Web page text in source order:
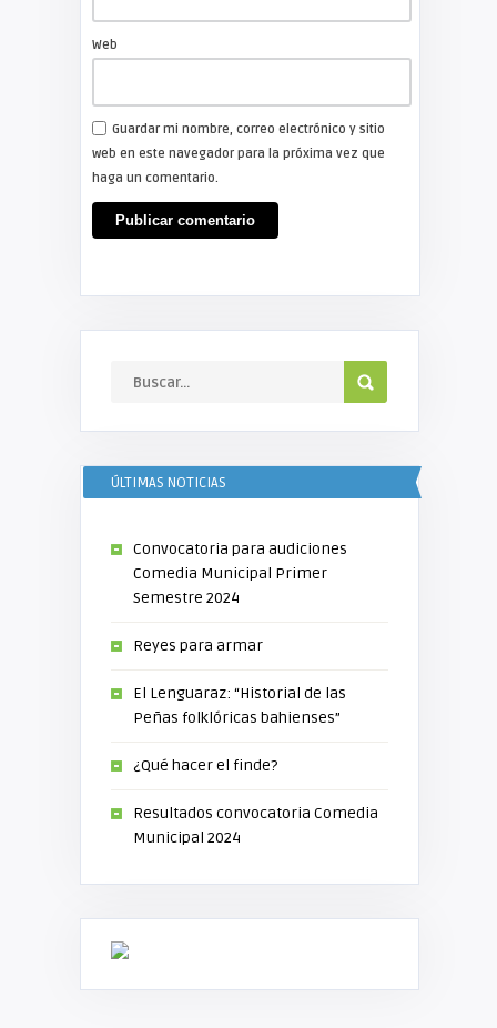
Web
Guardar mi nombre, correo electrónico y sitio
web en este navegador para la próxima vez que
haga un comentario.
ÚLTIMAS NOTICIAS
Convocatoria para audiciones
Comedia Municipal Primer
Semestre 2024
Reyes para armar
El Lenguaraz: “Historial de las
Peñas folklóricas bahienses”
¿Qué hacer el finde?
Resultados convocatoria Comedia
Municipal 2024